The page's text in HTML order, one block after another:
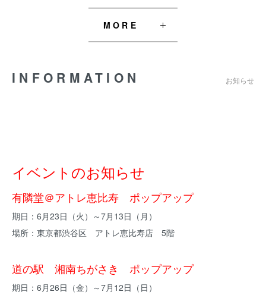
MORE
INFORMATION お知らせ
イベントのお知らせ
有隣堂＠アトレ恵比寿 ポップアップ
期日：6月23日（火）～7月13日（月）
場所：東京都渋谷区 アトレ恵比寿店 5階
道の駅 湘南ちがさき ポップアップ
期日：6月26日（金）～7月12日（日）